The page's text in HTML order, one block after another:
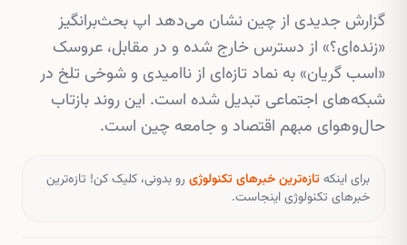
گزارش جدیدی از چین نشان می‌دهد اپ بحث‌برانگیز
«زنده‌ای؟» از دسترس خارج شده و در مقابل، عروسک
«اسب گریان» به نماد تازه‌ای از ناامیدی و شوخی تلخ در
شبکه‌های اجتماعی تبدیل شده است. این روند بازتاب
حال‌وهوای مبهم اقتصاد و جامعه چین است.
برای اینکهتازه‌ترین خبرهای تکنولوژی رو بدونی، کلیک کن! تازه‌ترین
خبرهای تکنولوژی اینجاست.